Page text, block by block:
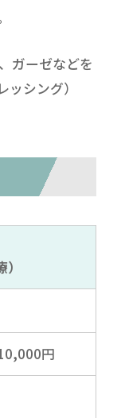
ガーゼなどを
シング）
円